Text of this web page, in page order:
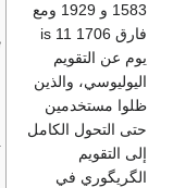
1583 و 1929 ومع
فارق 1706 is 11
يوم عن التقويم
اليوليوسي، والذين
ظلوا مستخدمين
حتى التحول الكامل
إلى التقويم
الگريگوري في